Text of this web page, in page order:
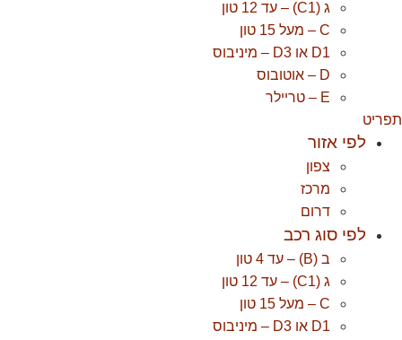
ג (C1) – עד 12 טון
C – מעל 15 טון
D1 או D3 – מיניבוס
D – אוטובוס
E – טריילר
לפי אזור
צפון
מרכז
דרום
לפי סוג רכב
ב (B) – עד 4 טון
ג (C1) – עד 12 טון
C – מעל 15 טון
D1 או D3 – מיניבוס